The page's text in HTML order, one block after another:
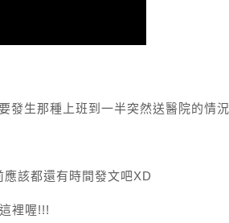
發生那種上班到一半突然送醫院的情況
該都還有時間發文吧XD
裡喔!!!